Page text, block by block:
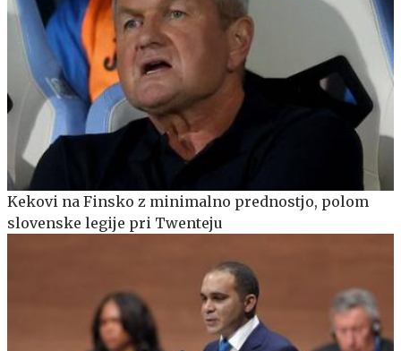
Kekovi na Finsko z minimalno prednostjo, polom
slovenske legije pri Twenteju